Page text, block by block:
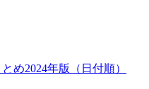
め2024年版（日付順）